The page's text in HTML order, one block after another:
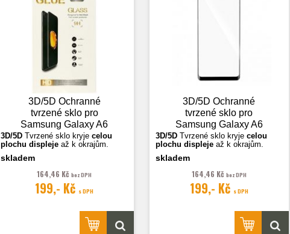
3D/5D Ochranné
tvrzené sklo pro
Samsung Galaxy A6
2018 (A600),
transparentní
3D/5D Tvrzené sklo kryjecelou
plochu displejeaž k okrajům.
Fotografie jsou ilustrační.
skladem
164,46 Kčbez DPH
199,- Kč s DPH
3D/5D Ochranné
tvrzené sklo pro
Samsung Galaxy A6
Plus 2018 (A610),
černá
3D/5DTvrzené sklo kryje celou
plochu displeje až k okrajům.
Fotografie jsou ilustrační.
skladem
164,46 Kč bez DPH
199,- Kč s DPH